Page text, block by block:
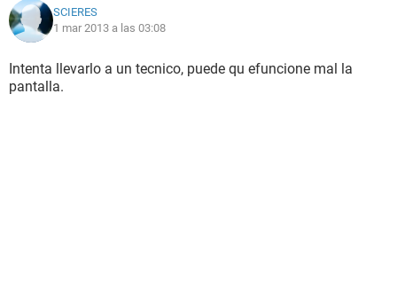
SCIERES
1 mar 2013 a las 03:08
Intenta llevarlo a un tecnico, puede qu efuncione mal la
pantalla.